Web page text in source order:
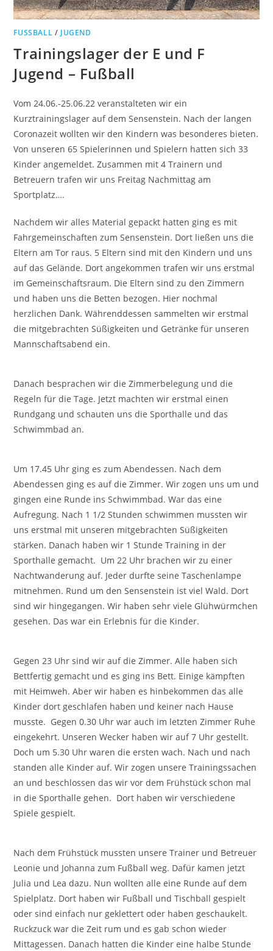
FUSSBALL / JUGEND
Trainingslager der E und F
Jugend – Fußball
Vom 24.06.-25.06.22 veranstalteten wir ein
Kurztrainingslager auf dem Sensenstein. Nach der langen
Coronazeit wollten wir den Kindern was besonderes bieten.
Von unseren 65 Spielerinnen und Spielern hatten sich 33
Kinder angemeldet. Zusammen mit 4 Trainern und
Betreuern trafen wir uns Freitag Nachmittag am
Sportplatz….
Nachdem wir alles Material gepackt hatten ging es mit
Fahrgemeinschaften zum Sensenstein. Dort ließen uns die
Eltern am Tor raus. 5 Eltern sind mit den Kindern und uns
auf das Gelände. Dort angekommen trafen wir uns erstmal
im Gemeinschaftsraum. Die Eltern sind zu den Zimmern
und haben uns die Betten bezogen. Hier nochmal
herzlichen Dank. Währenddessen sammelten wir erstmal
die mitgebrachten Süßigkeiten und Getränke für unseren
Mannschaftsabend ein.
Danach besprachen wir die Zimmerbelegung und die
Regeln für die Tage. Jetzt machten wir erstmal einen
Rundgang und schauten uns die Sporthalle und das
Schwimmbad an.
Um 17.45 Uhr ging es zum Abendessen. Nach dem
Abendessen ging es auf die Zimmer. Wir zogen uns um und
gingen eine Runde ins Schwimmbad. War das eine
Aufregung. Nach 1 1/2 Stunden schwimmen mussten wir
uns erstmal mit unseren mitgebrachten Süßigkeiten
stärken. Danach haben wir 1 Stunde Training in der
Sporthalle gemacht. Um 22 Uhr brachen wir zu einer
Nachtwanderung auf. Jeder durfte seine Taschenlampe
mitnehmen. Rund um den Sensenstein ist viel Wald. Dort
sind wir hingegangen. Wir haben sehr viele Glühwürmchen
gesehen. Das war ein Erlebnis für die Kinder.
Gegen 23 Uhr sind wir auf die Zimmer. Alle haben sich
Bettfertig gemacht und es ging ins Bett. Einige kämpften
mit Heimweh. Aber wir haben es hinbekommen das alle
Kinder dort geschlafen haben und keiner nach Hause
musste. Gegen 0.30 Uhr war auch im letzten Zimmer Ruhe
eingekehrt. Unseren Wecker haben wir auf 7 Uhr gestellt.
Doch um 5.30 Uhr waren die ersten wach. Nach und nach
standen alle Kinder auf. Wir zogen unsere Trainingssachen
an und beschlossen das wir vor dem Frühstück schon mal
in die Sporthalle gehen. Dort haben wir verschiedene
Spiele gespielt.
Nach dem Frühstück mussten unsere Trainer und Betreuer
Leonie und Johanna zum Fußball weg. Dafür kamen jetzt
Julia und Lea dazu. Nun wollten alle eine Runde auf dem
Spielplatz. Dort haben wir Fußball und Tischball gespielt
oder sind einfach nur geklettert oder haben geschaukelt.
Ruckzuck war die Zeit rum und es gab schon wieder
Mittagessen. Danach hatten die Kinder eine halbe Stunde